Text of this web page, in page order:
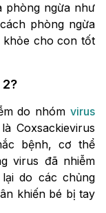
phòng ngừa như
phòng ngừa
khỏe cho con tốt
do nhómvirus
Coxsackievirus
bệnh, cơ thể
virus đã nhiễm
do các chủng
khiến bé bị tay